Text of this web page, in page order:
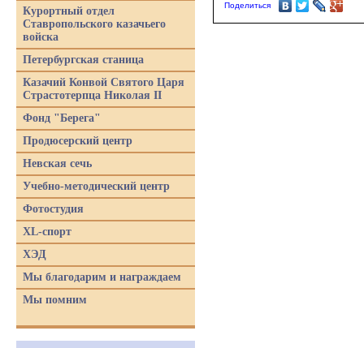
Поделиться
Курортный отдел
Ставропольского казачьего
войска
Петербургская станица
Казачий Конвой Святого Царя
Страстотерпца Николая II
Фонд "Берега"
Продюсерский центр
Невская сечь
Учебно-методический центр
Фотостудия
XL-спорт
ХЭД
Мы благодарим и награждаем
Мы помним